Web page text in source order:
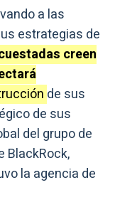
a las
estrategias de
creen
de sus
de sus
del grupo de
BlackRock,
la agencia de